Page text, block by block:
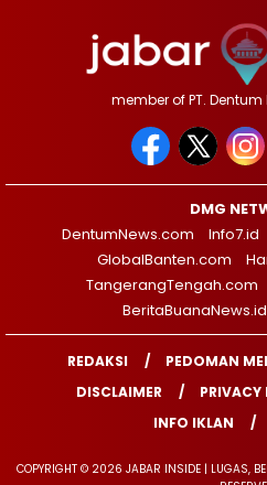
member of PT.
DMG
DentumNews.com
Info7.id
GlobalBanten.com
TangerangTengah.com
BeritaBuanaNews.id
REDAKSI PEDOMAN
DISCLAIMER
PRIVACY
INFO IKLAN
COPYRIGHT © 2026 JABAR INSIDE | LUGAS,